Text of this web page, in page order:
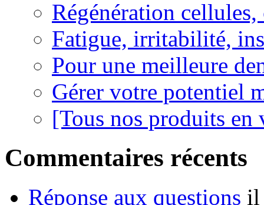
Régénération
Fatigue, irritabilité,
Pour une meilleure
Gérer votre potentiel
[Tous nos produits en
Commentaires récents
Réponse aux questions il